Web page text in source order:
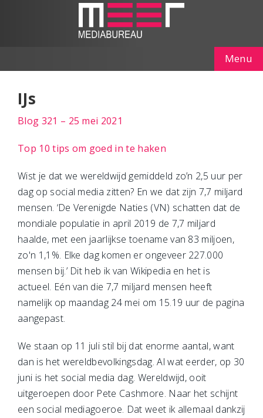
Menu
IJs
Blog 321 – 25 mei 2021
Top 10 tips om goed in te haken
Wist je dat we wereldwijd gemiddeld zo’n 2,5 uur per
dag op social media zitten? En we dat zijn 7,7 miljard
mensen. ‘De Verenigde Naties (VN) schatten dat de
mondiale populatie in april 2019 de 7,7 miljard
haalde, met een jaarlijkse toename van 83 miljoen,
zo'n 1,1%. Elke dag komen er ongeveer 227.000
mensen bij.’ Dit heb ik van Wikipedia en het is
actueel. Eén van die 7,7 miljard mensen heeft
namelijk op maandag 24 mei om 15.19 uur de pagina
aangepast.
We staan op 11 juli stil bij dat enorme aantal, want
dan is het wereldbevolkingsdag. Al wat eerder, op 30
juni is het social media dag. Wereldwijd, ooit
uitgeroepen door Pete Cashmore. Naar het schijnt
een social mediagoeroe. Dat weet ik allemaal dankzij